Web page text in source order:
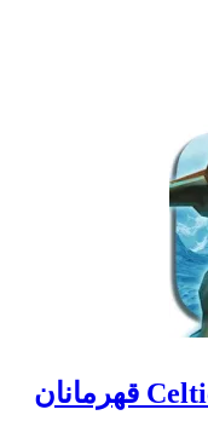
دانلود بازی Celtic Heroes 6.13.0 قهرمانان